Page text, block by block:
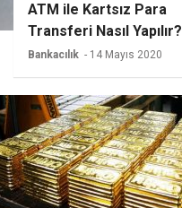
ATM ile Kartsız Para
Transferi Nasıl Yapılır?
Bankacılık - 14 Mayıs 2020